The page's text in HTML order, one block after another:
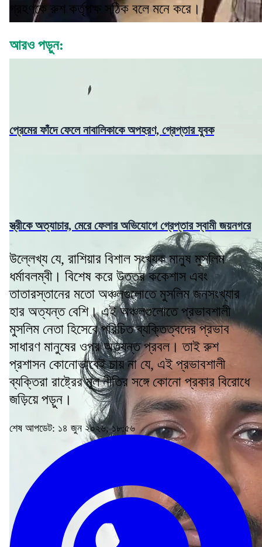
গ্রহণকে রুশ কর্তৃপক্ষ সঠিক বলে মনে করে।
আরও পড়ুন:
প্রেমের ফাঁদে ফেলে নাবালিকাকে অপহরণ, গ্রেপ্তার যুবক
স্ত্রীকে অত্যাচার, মেরে ফেলার অভিযোগে গ্রেপ্তার স্বামী জয়নগরে
উল্লেখ্য যে, রাশিয়ার বিশাল সংখ্যক মানুষ মুসলিম
ধর্মাবলম্বী। বিশেষ করে উত্তর ককেশাস এবং
তাতারস্তানের মতো অঞ্চলগুলোতে মুসলিম জনসংখ্যার
হার অত্যন্ত বেশি। এই অঞ্চলগুলোতে প্রভাবশালী
মুসলিম নেতা হিসেবে পরিচিত ব্যক্তিত্বদের প্রভাব
সাধারণ মানুষের ওপর অত্যন্ত প্রবল। তাই রুশ
প্রশাসন কোনোভাবেই চায় না যে, এই প্রভাবশালী
ব্যক্তিরা রাষ্ট্রের মূল নীতির সঙ্গে কোনো প্রকার বিরোধে
জড়িয়ে পড়ুন।
শেষ আপডেট: ১৪ জুন ২০২৬, ১৮:৫৬